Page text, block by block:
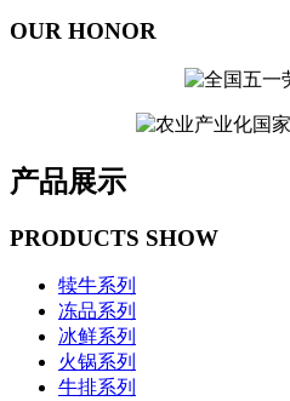
OUR HONOR
产品展示
PRODUCTS SHOW
犊牛系列
冻品系列
冰鲜系列
火锅系列
牛排系列